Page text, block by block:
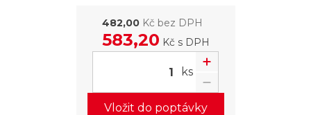
482,00Kč bez DPH
583,20 Kč s DPH
ks
Vložit do poptávky